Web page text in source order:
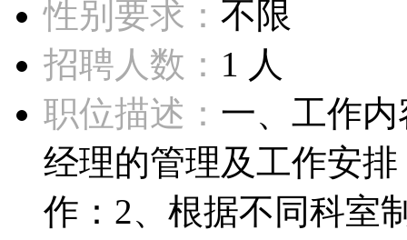
性别要求： 不限
招聘人数： 1 人
职位描述： 一、工作
经理的管理及工作安
作：2、根据不同科室